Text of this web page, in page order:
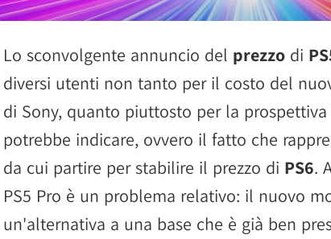
Lo sconvolgente annuncio del prezzo di
diversi utenti non tanto per il costo del
di Sony, quanto piuttosto per la
potrebbe indicare, ovvero il fatto che
da cui partire per stabilire il prezzo di PS6.
PS5 Pro è un problema relativo: il nuovo
un'alternativa a una base che è già ben